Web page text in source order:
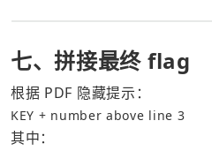
七、拼接最终 flag
根据 PDF 隐藏提示：
KEY + number above line 3
其中：